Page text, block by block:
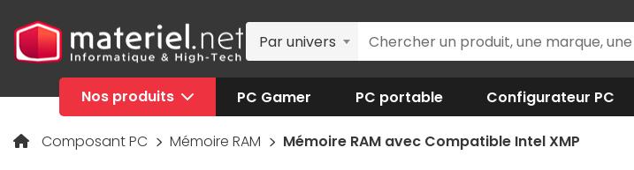
Par univers
Nos produits PC Gamer PC portable Configurateur PC
Composant PC Mémoire RAM Mémoire RAM avec Compatible Intel XMP